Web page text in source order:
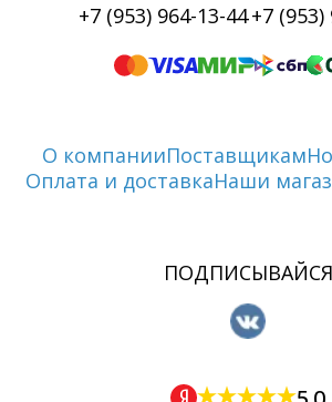
+7 (953) 964-13-44+7 (953)
О компанииПоставщикам
Оплата и доставкаНаши
ПОДПИСЫВАЙСЯ